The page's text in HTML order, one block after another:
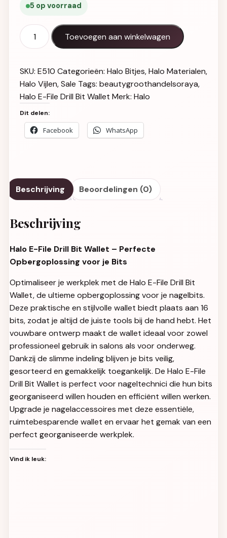
5 op voorraad
Halo E-File Drill Bit Wallet aantal
Toevoegen aan winkelwagen
SKU: E510 Categorieën: Halo Bitjes,Halo Materialen,
Halo Vijlen,Sale Tags: beautygroothandelsoraya,
Halo E-File Drill Bit Wallet Merk: Halo
Dit delen:
Facebook WhatsApp
Beschrijving Beoordelingen (0)
Beschrijving
Halo E-File Drill Bit Wallet – Perfecte
Opbergoplossing voor je Bits
Optimaliseer je werkplek met de Halo E-File Drill Bit
Wallet, de ultieme opbergoplossing voor je nagelbits.
Deze praktische en stijlvolle wallet biedt plaats aan 16
bits, zodat je altijd de juiste tools bij de hand hebt. Het
vouwbare ontwerp maakt de wallet ideaal voor zowel
professioneel gebruik in salons als voor onderweg.
Dankzij de slimme indeling blijven je bits veilig,
gesorteerd en gemakkelijk toegankelijk. De Halo E-File
Drill Bit Wallet is perfect voor nageltechnici die hun bits
georganiseerd willen houden en efficiënt willen werken.
Upgrade je nagelaccessoires met deze essentiële,
ruimtebesparende wallet en ervaar het gemak van een
perfect georganiseerde werkplek.
Vind ik leuk: